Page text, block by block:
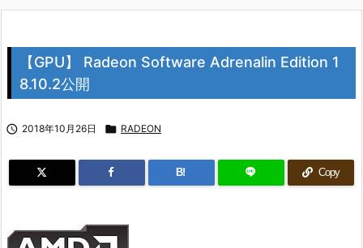
【GPU】 Radeon Software Adrenalin Edition 1
8.10.2公開
 2018年10月26日  RADEON
B! Copy